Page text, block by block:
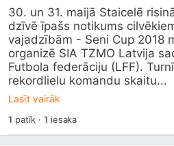
30. un 31. maijā Staicelē
dzīvē īpašs notikums
vajadzībām - Seni Cup 2018
organizē SIA TZMO Latvija
Futbola federāciju (LFF).
rekordlielu komandu skaitu...
Lasīt vairāk
1 patīk ·1 iesaka